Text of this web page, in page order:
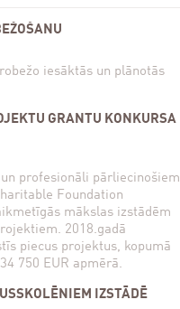
iesāktās un plānotās
GRANTU KONKURSA
profesionāli pārliecinošiem
Foundation
mākslas izstādēm
2018.gadā
piecus projektus, kopumā
750 EUR apmērā.
IZSTĀDĒ